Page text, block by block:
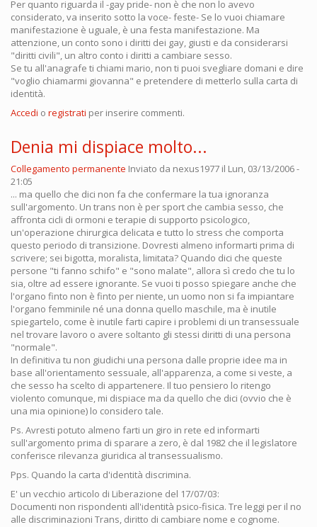
Per quanto riguarda il -gay pride- non è che non lo avevo
considerato, va inserito sotto la voce- feste- Se lo vuoi chiamare
manifestazione è uguale, è una festa manifestazione. Ma
attenzione, un conto sono i diritti dei gay, giusti e da considerarsi
"diritti civili", un altro conto i diritti a cambiare sesso.
Se tu all'anagrafe ti chiami mario, non ti puoi svegliare domani e dire
"voglio chiamarmi giovanna" e pretendere di metterlo sulla carta di
identità.
Accedi o registrati per inserire commenti.
Denia mi dispiace molto...
Collegamento permanente Inviato da nexus1977 il Lun, 03/13/2006 -
21:05
... ma quello che dici non fa che confermare la tua ignoranza
sull'argomento. Un trans non è per sport che cambia sesso, che
affronta cicli di ormoni e terapie di supporto psicologico,
un'operazione chirurgica delicata e tutto lo stress che comporta
questo periodo di transizione. Dovresti almeno informarti prima di
scrivere; sei bigotta, moralista, limitata? Quando dici che queste
persone "ti fanno schifo" e "sono malate", allora sì credo che tu lo
sia, oltre ad essere ignorante. Se vuoi ti posso spiegare anche che
l'organo finto non è finto per niente, un uomo non si fa impiantare
l'organo femminile né una donna quello maschile, ma è inutile
spiegartelo, come è inutile farti capire i problemi di un transessuale
nel trovare lavoro o avere soltanto gli stessi diritti di una persona
"normale".
In definitiva tu non giudichi una persona dalle proprie idee ma in
base all'orientamento sessuale, all'apparenza, a come si veste, a
che sesso ha scelto di appartenere. Il tuo pensiero lo ritengo
violento comunque, mi dispiace ma da quello che dici (ovvio che è
una mia opinione) lo considero tale.
Ps. Avresti potuto almeno farti un giro in rete ed informarti
sull'argomento prima di sparare a zero, è dal 1982 che il legislatore
conferisce rilevanza giuridica al transessualismo.
Pps. Quando la carta d'identità discrimina.
E' un vecchio articolo di Liberazione del 17/07/03:
Documenti non rispondenti all'identità psico-fisica. Tre leggi per il no
alle discriminazioni Trans, diritto di cambiare nome e cognome.